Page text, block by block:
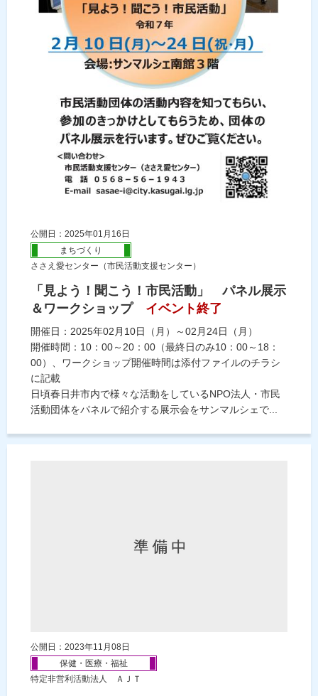
公開日：2025年01月16日
まちづくり
ささえ愛センター（市民活動支援センター）
「見よう！聞こう！市民活動」 パネル展示
＆ワークショップ
イベント終了
開催日：2025年02月10日（月）～02月24日（月）
開催時間：10：00～20：00（最終日のみ10：00～18：
00）、ワークショップ開催時間は添付ファイルのチラシ
に記載
日頃春日井市内で様々な活動をしているNPO法人・市民
活動団体をパネルで紹介する展示会をサンマルシェで...
公開日：2023年11月08日
保健・医療・福祉
特定非営利活動法人 ＡＪＴ